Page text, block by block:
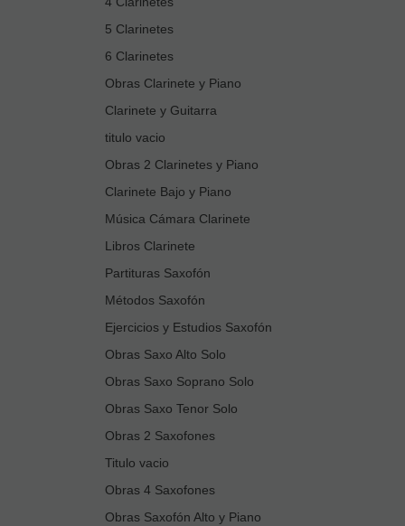
5 Clarinetes
6 Clarinetes
Obras Clarinete y Piano
Clarinete y Guitarra
titulo vacio
Obras 2 Clarinetes y Piano
Clarinete Bajo y Piano
Música Cámara Clarinete
Libros Clarinete
Partituras Saxofón
Métodos Saxofón
Ejercicios y Estudios Saxofón
Obras Saxo Alto Solo
Obras Saxo Soprano Solo
Obras Saxo Tenor Solo
Obras 2 Saxofones
Titulo vacio
Obras 4 Saxofones
Obras Saxofón Alto y Piano